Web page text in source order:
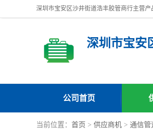
深圳市宝安
公司首页
当前位置： 首页 > 供应商机 > 通信管